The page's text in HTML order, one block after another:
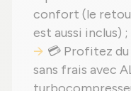
confort (le
est aussi inclus) ;
💳 Profitez
sans frais avec